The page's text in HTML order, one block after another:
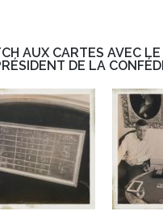
AUX CARTES AVEC
DE LA